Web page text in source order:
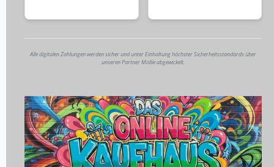
Alle digitalen Zahlungen werden sicher und unter Einhaltung höchster Sicherheitsstandards über
unseren Partner Mollie abgewickelt.